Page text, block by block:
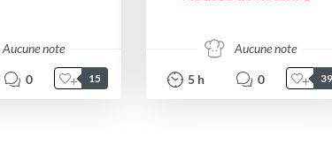
Aucune note
0 15
Aucune note
5 h 0 39